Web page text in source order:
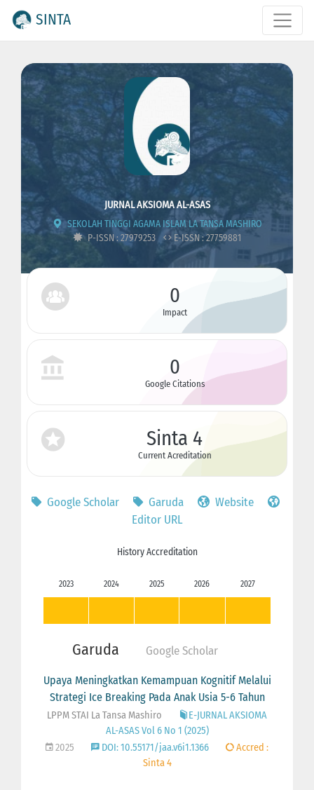
SINTA
JURNAL AKSIOMA AL-ASAS
SEKOLAH TINGGI AGAMA ISLAM LA TANSA MASHIRO
P-ISSN : 27979253
E-ISSN : 27759881
0
Impact
0
Google Citations
Sinta 4
Current Acreditation
Google Scholar Garuda
Website
Editor URL
History Accreditation
2023 2024 2025 2026 2027
Garuda Google Scholar
Upaya Meningkatkan Kemampuan Kognitif Melalui
Strategi Ice Breaking Pada Anak Usia 5-6 Tahun
LPPM STAI La Tansa Mashiro
E-JURNAL AKSIOMA
AL-ASAS Vol 6 No 1 (2025)
2025
DOI: 10.55171/jaa.v6i1.1366
Accred :
Sinta 4